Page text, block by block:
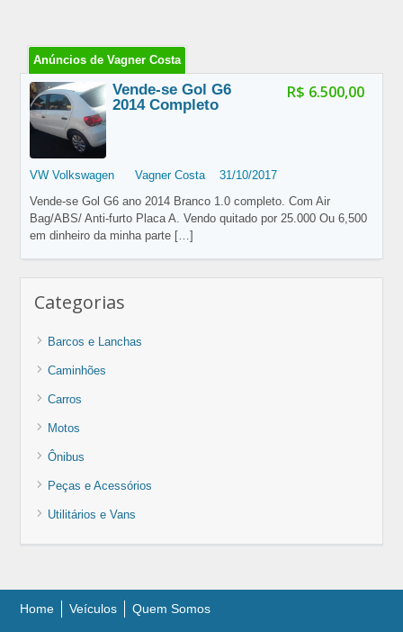
Anúncios de Vagner Costa
R$ 6.500,00
Vende-se Gol G6
2014 Completo
VW Volkswagen Vagner Costa
31/10/2017
Vende-se Gol G6 ano 2014 Branco 1.0 completo. Com Air
Bag/ABS/ Anti-furto Placa A. Vendo quitado por 25.000 Ou 6,500
em dinheiro da minha parte […]
Categorias
Barcos e Lanchas
Caminhões
Carros
Motos
Ônibus
Peças e Acessórios
Utilitários e Vans
Home Veículos Quem Somos